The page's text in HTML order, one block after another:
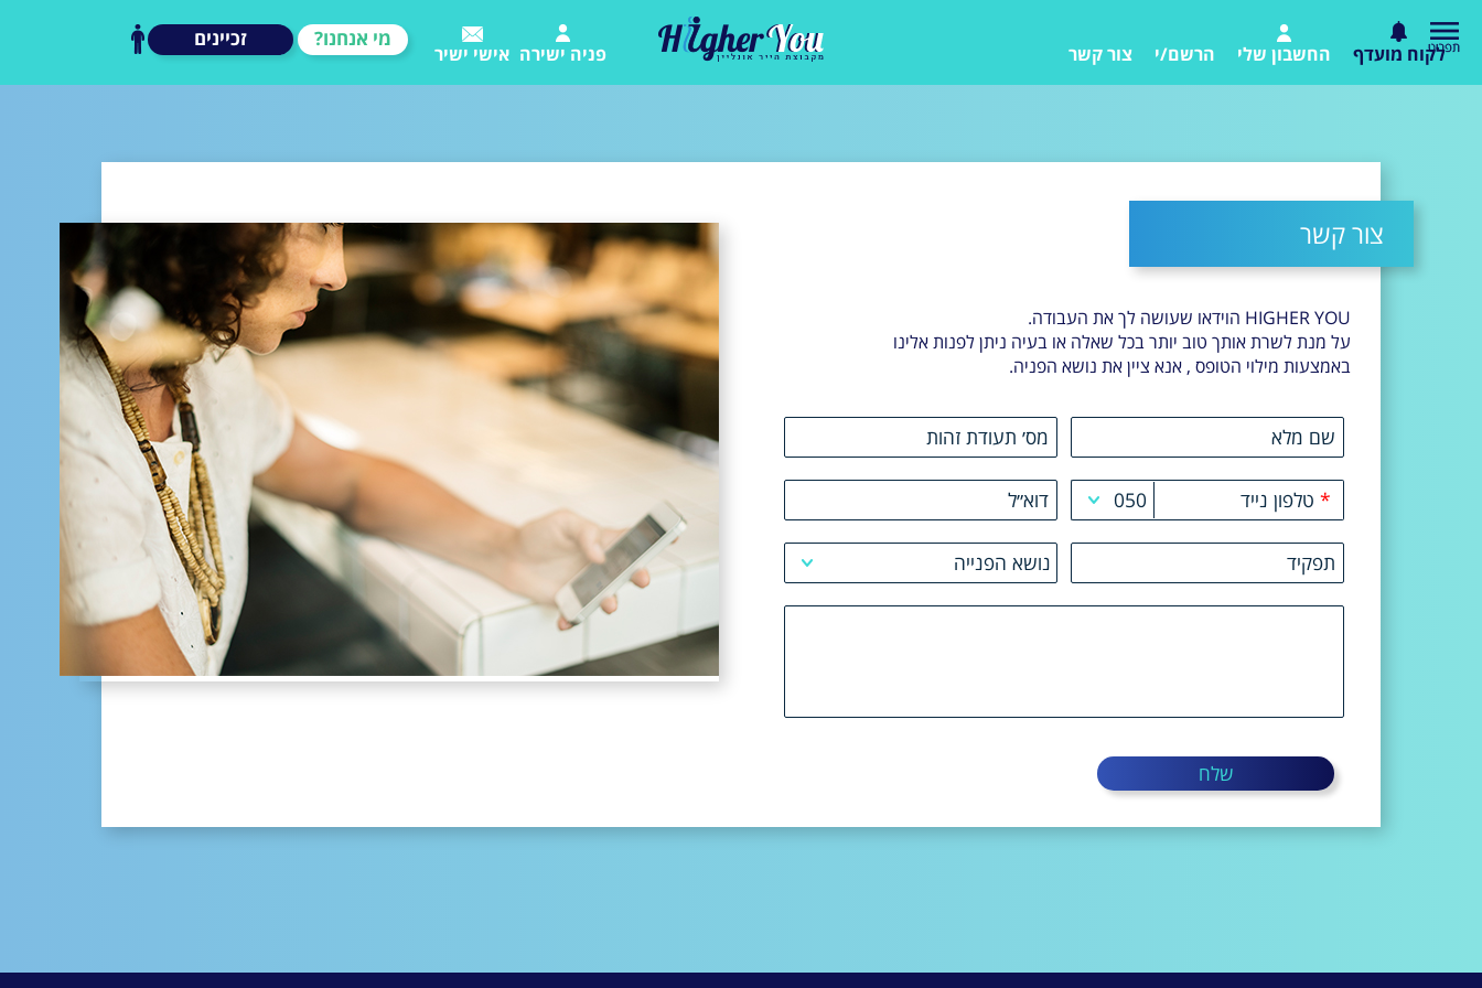
לקוח מועדף החשבון שלי הרשם/י צור קשר פניה ישירה אישי ישיר
מי אנחנו? זכיינים
צור קשר
HIGHER YOU הוידאו שעושה לך את העבודה.
על מנת לשרת אותך טוב יותר בכל שאלה או בעיה ניתן לפנות אלינו
באמצעות מילוי הטופס , אנא ציין את נושא הפניה.
שם מלא מס׳ תעודת זהות
* טלפון נייד 050
051
054
055
דוא״ל
תפקיד נושא הפנייה
בעיה ברישום
שלח